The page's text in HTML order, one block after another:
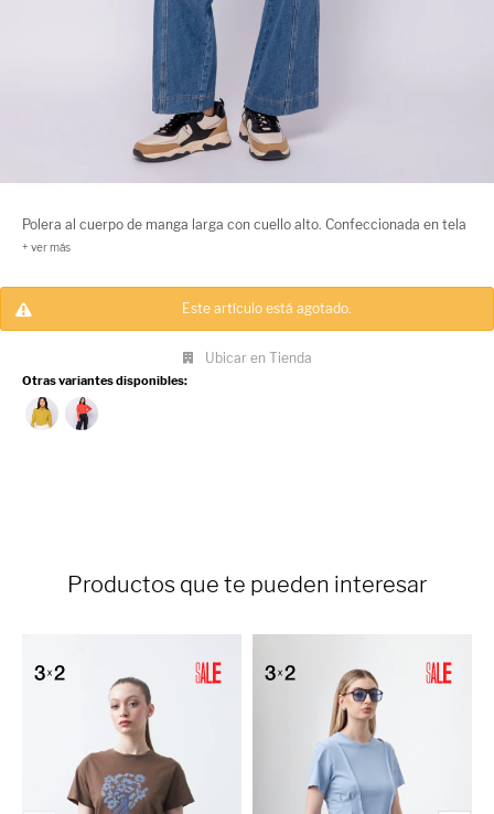
Polera al cuerpo de manga larga con cuello alto. Confeccionada en tela
de textura diferenciada. Es un básico perfecto para el invierno.
Este artículo está agotado.
Ubicar en Tienda
Otras variantes disponibles:
Productos que te pueden interesar